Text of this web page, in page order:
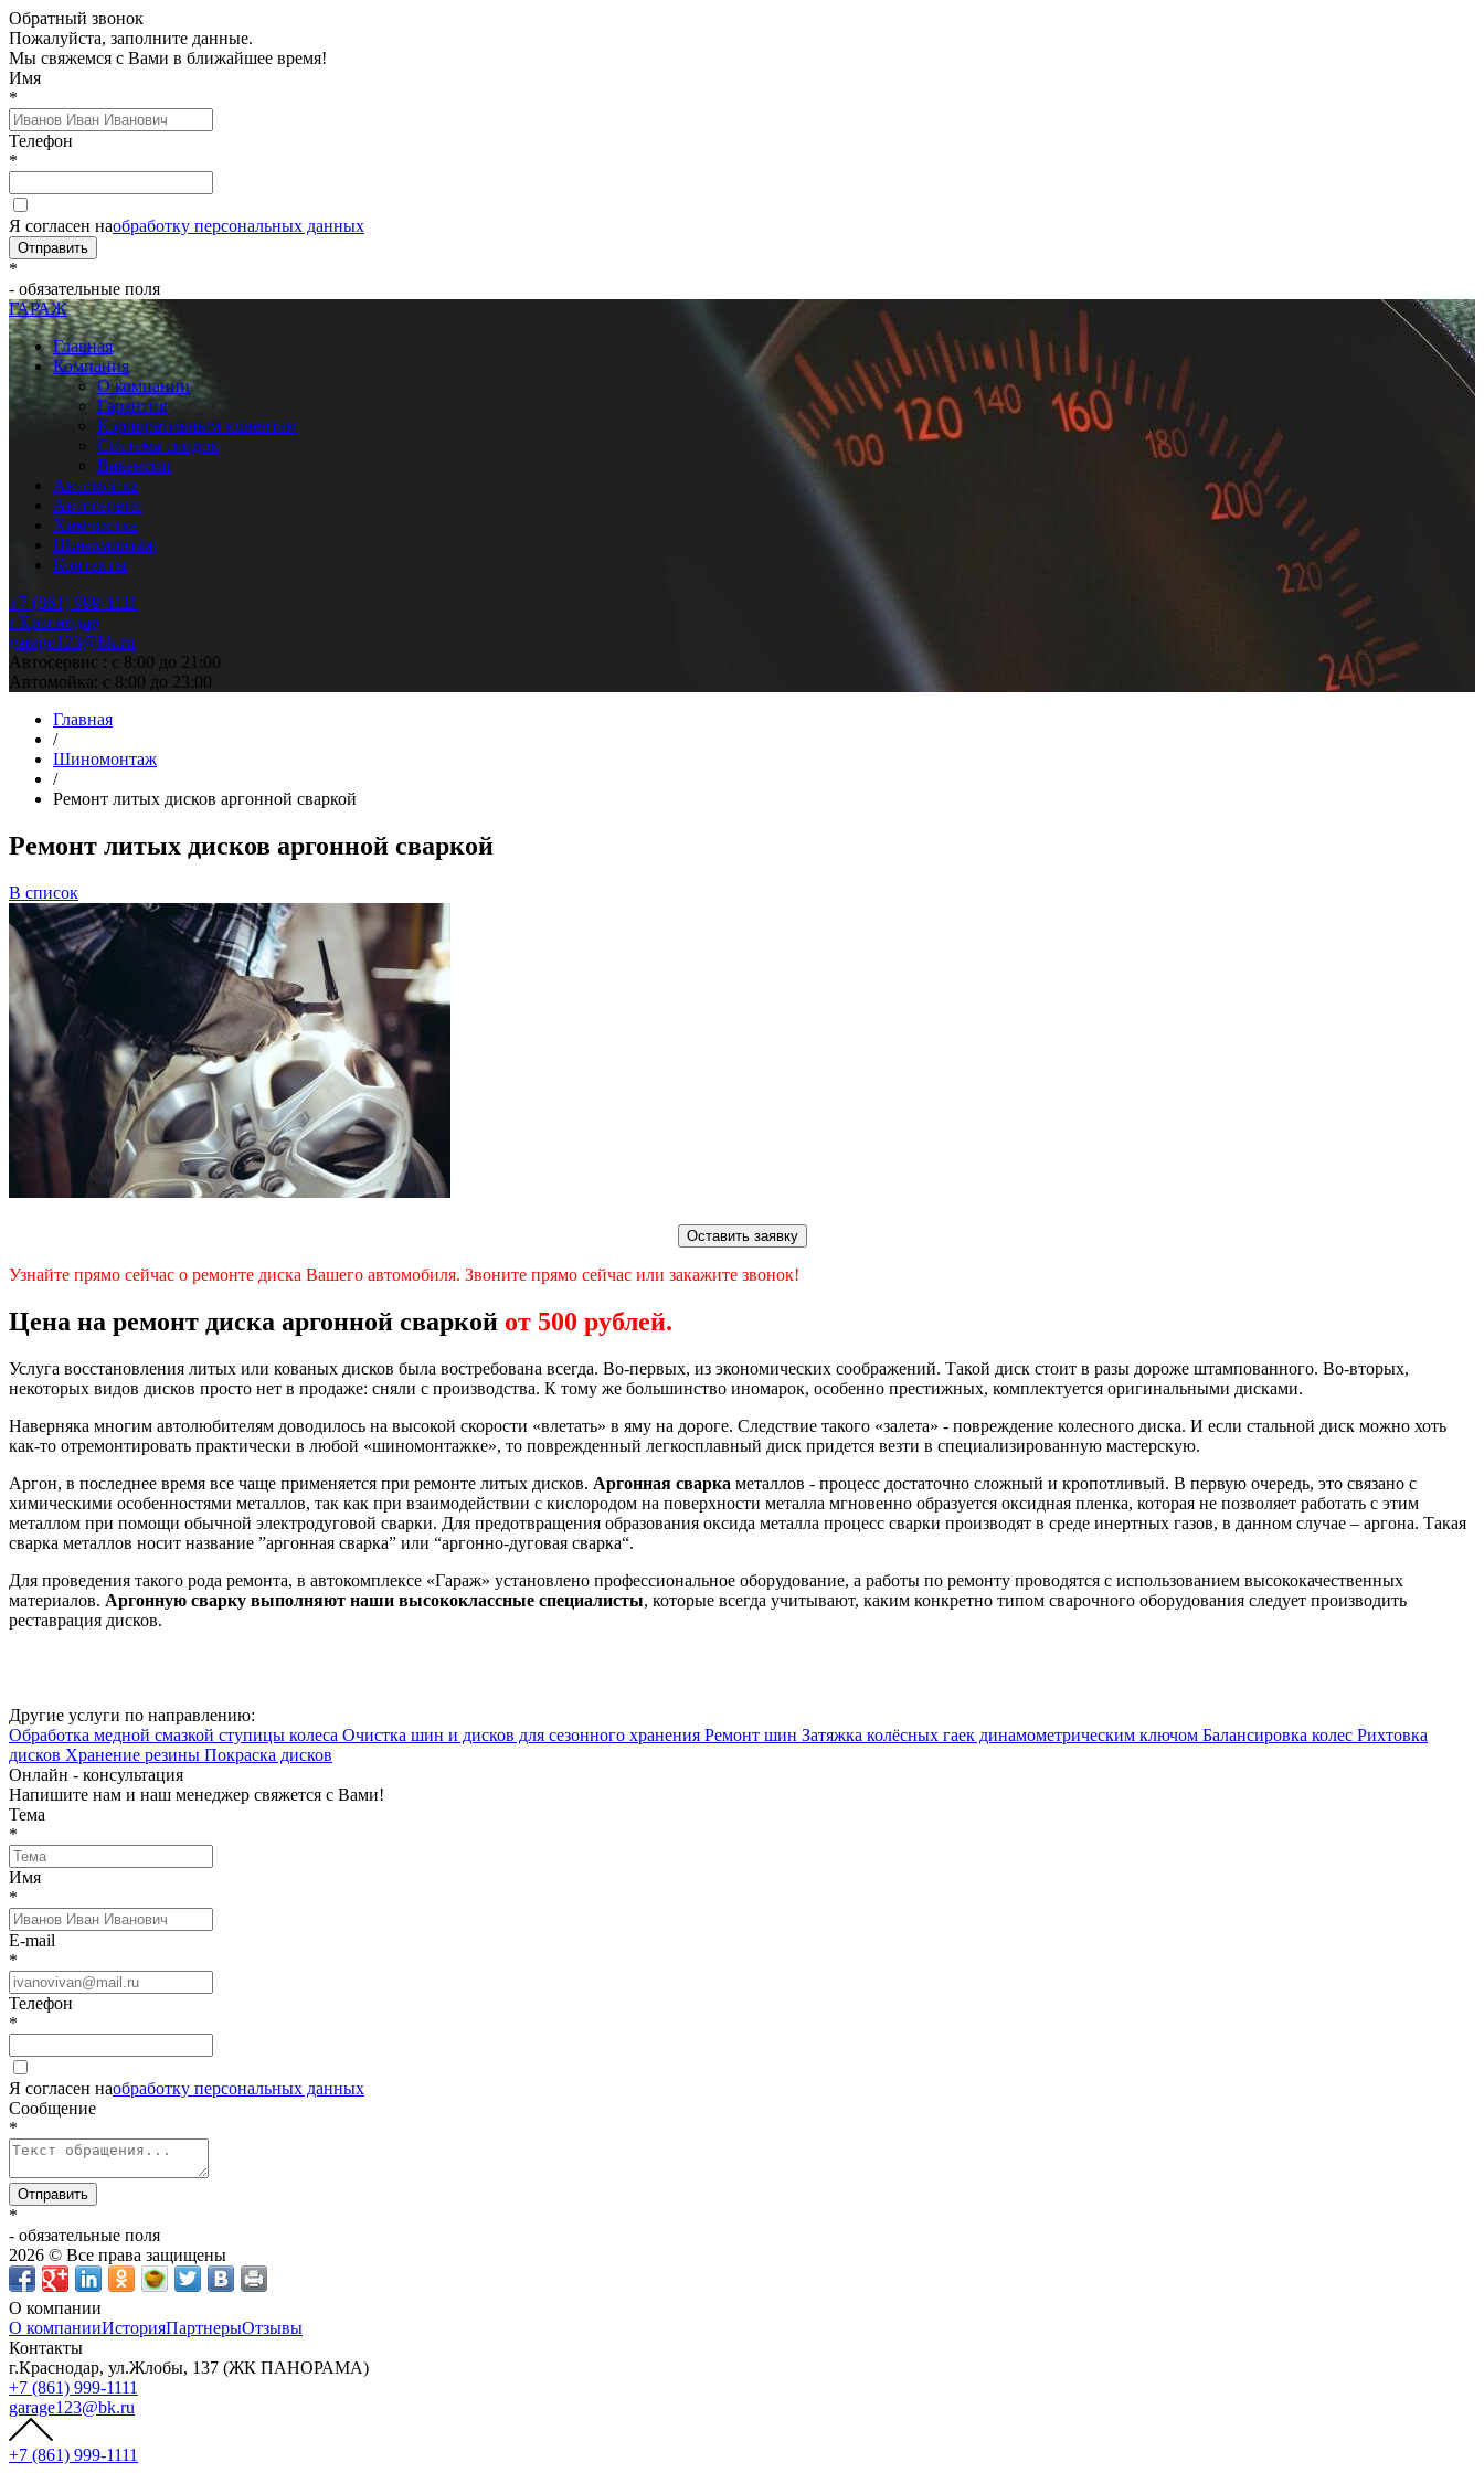
Обратный звонок
Пожалуйста, заполните данные.
Мы свяжемся с Вами в ближайшее время!
Имя
*
Телефон
*
Я согласен наобработку персональных данных
Отправить
*
- обязательные поля
ГАРАЖ
Главная
Компания
О компании
Гарантия
Корпоративным клиентам
Система скидок
Вакансии
Автомойка
Автосервис
Химчистка
Шиномонтаж
Контакты
+7 (861) 999-1111
г.Краснодар
garage123@bk.ru
Автосервис : с 8:00 до 21:00
Автомойка: с 8:00 до 23:00
Главная
/
Шиномонтаж
/
Ремонт литых дисков аргонной сваркой
Ремонт литых дисков аргонной сваркой
В список
Оставить заявку
Узнайте прямо сейчас о ремонте диска Вашего автомобиля. Звоните прямо сейчас или закажите звонок!
Цена на ремонт диска аргонной сваркой от 500 рублей.
Услуга восстановления литых или кованых дисков была востребована всегда. Во-первых, из экономических соображений. Такой диск стоит в разы дороже штампованного. Во-вторых,
некоторых видов дисков просто нет в продаже: сняли с производства. К тому же большинство иномарок, особенно престижных, комплектуется оригинальными дисками.
Наверняка многим автолюбителям доводилось на высокой скорости «влетать» в яму на дороге. Следствие такого «залета» - повреждение колесного диска. И если стальной диск можно хоть
как-то отремонтировать практически в любой «шиномонтажке», то поврежденный легкосплавный диск придется везти в специализированную мастерскую.
Аргон, в последнее время все чаще применяется при ремонте литых дисков. Аргонная сварка металлов - процесс достаточно сложный и кропотливый. В первую очередь, это связано с
химическими особенностями металлов, так как при взаимодействии с кислородом на поверхности металла мгновенно образуется оксидная пленка, которая не позволяет работать с этим
металлом при помощи обычной электродуговой сварки. Для предотвращения образования оксида металла процесс сварки производят в среде инертных газов, в данном случае – аргона. Такая
сварка металлов носит название ”аргонная сварка” или “аргонно-дуговая сварка“.
Для проведения такого рода ремонта, в автокомплексе «Гараж» установлено профессиональное оборудование, а работы по ремонту проводятся с использованием высококачественных
материалов. Аргонную сварку выполняют наши высококлассные специалисты, которые всегда учитывают, каким конкретно типом сварочного оборудования следует производить
реставрация дисков.
Другие услуги по направлению:
Обработка медной смазкой ступицы колеса Очистка шин и дисков для сезонного хранения Ремонт шин Затяжка колёсных гаек динамометрическим ключом Балансировка колес Рихтовка
дисков Хранение резины Покраска дисков
Онлайн - консультация
Напишите нам и наш менеджер свяжется с Вами!
Тема
*
Имя
*
E-mail
*
Телефон
*
Я согласен наобработку персональных данных
Сообщение
*
Отправить
*
- обязательные поля
2026 © Все права защищены
О компании
О компанииИсторияПартнерыОтзывы
Контакты
г.Краснодар, ул.Жлобы, 137 (ЖК ПАНОРАМА)
+7 (861) 999-1111
garage123@bk.ru
+7 (861) 999-1111